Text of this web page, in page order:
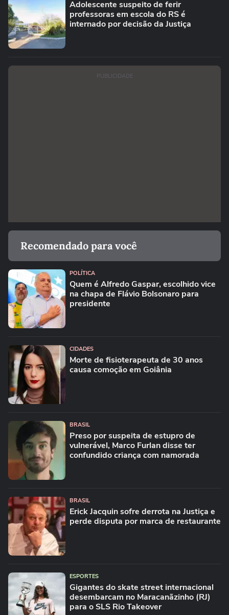
Adolescente suspeito de ferir
professoras em escola do RS é
internado por decisão da Justiça
PUBLICIDADE
Recomendado para você
POLÍTICA
Quem é Alfredo Gaspar, escolhido vice
na chapa de Flávio Bolsonaro para
presidente
CIDADES
Morte de fisioterapeuta de 30 anos
causa comoção em Goiânia
BRASIL
Preso por suspeita de estupro de
vulnerável, Marco Furlan disse ter
confundido criança com namorada
BRASIL
Erick Jacquin sofre derrota na Justiça e
perde disputa por marca de restaurante
ESPORTES
Gigantes do skate street internacional
desembarcam no Maracanãzinho (RJ)
para o SLS Rio Takeover